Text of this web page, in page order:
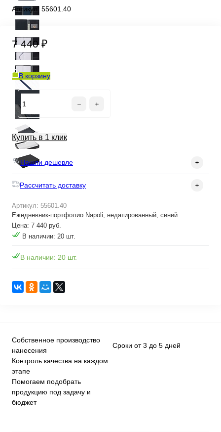
Артикул: 55601.40
7 440 ₽
В корзину
Купить в 1 клик
Нашли дешевле
Рассчитать доставку
Артикул: 55601.40
Ежедневник-портфолио Napoli, недатированный, синий
Цена: 7 440 руб.
В наличии: 20 шт.
В наличии: 20 шт.
Собственное производство
нанесения
Сроки от 3 до 5 дней
Контроль качества на каждом
этапе
Помогаем подобрать
продукцию под задачу и
бюджет